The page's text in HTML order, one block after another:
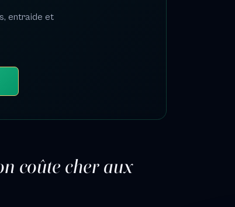
entraide et
coûte cher aux